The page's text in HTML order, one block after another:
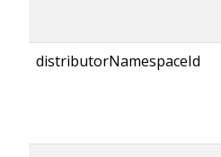
distributorNamespaceId